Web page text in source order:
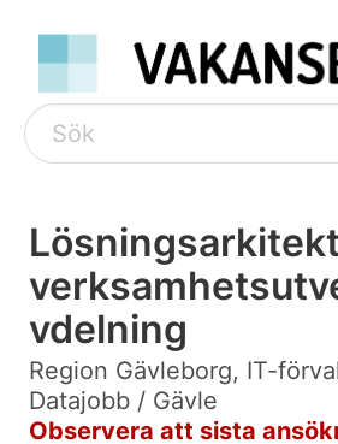
vdelning
Region Gävleborg, IT-
Datajobb / Gävle
Observera att sista